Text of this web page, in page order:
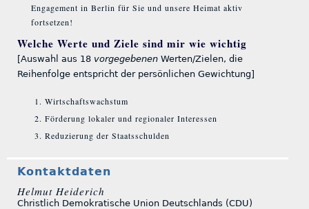
Engagement in Berlin für Sie und unsere Heimat aktiv
fortsetzen!
Welche Werte und Ziele sind mir wie wichtig
[Auswahl aus 18 vorgegebenen Werten/Zielen, die
Reihenfolge entspricht der persönlichen Gewichtung]
Wirtschaftswachstum
Förderung lokaler und regionaler Interessen
Reduzierung der Staatsschulden
Kontaktdaten
Helmut Heiderich
Christlich Demokratische Union Deutschlands (CDU)